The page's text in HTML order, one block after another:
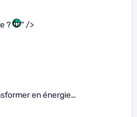
? " />
en énergie…